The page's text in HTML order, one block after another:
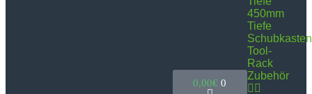
0,00€ 0
450mm
Tiefe
Tool-
Rack
Zubehör